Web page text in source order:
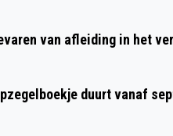
van afleiding in het
duurt vanaf